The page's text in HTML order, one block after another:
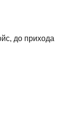
до прихода